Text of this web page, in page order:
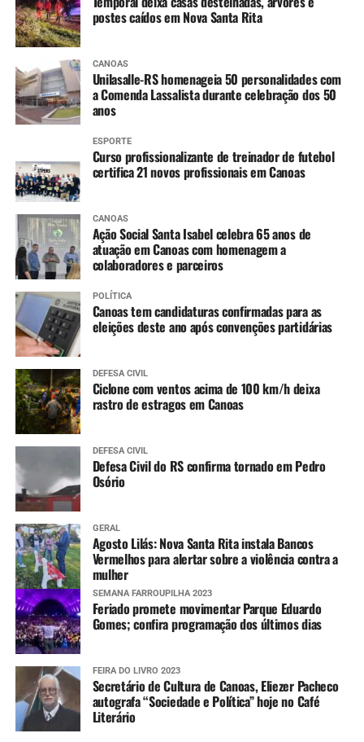
postes caídos em Nova Santa Rita
CANOAS
Unilasalle-RS homenageia 50 personalidades com
a Comenda Lassalista durante celebração dos 50
anos
ESPORTE
Curso profissionalizante de treinador de futebol
certifica 21 novos profissionais em Canoas
CANOAS
Ação Social Santa Isabel celebra 65 anos de
atuação em Canoas com homenagem a
colaboradores e parceiros
POLÍTICA
Canoas tem candidaturas confirmadas para as
eleições deste ano após convenções partidárias
DEFESA CIVIL
Ciclone com ventos acima de 100 km/h deixa
rastro de estragos em Canoas
DEFESA CIVIL
Defesa Civil do RS confirma tornado em Pedro
Osório
GERAL
Agosto Lilás: Nova Santa Rita instala Bancos
Vermelhos para alertar sobre a violência contra a
mulher
SEMANA FARROUPILHA 2023
Feriado promete movimentar Parque Eduardo
Gomes; confira programação dos últimos dias
FEIRA DO LIVRO 2023
Secretário de Cultura de Canoas, Eliezer Pacheco
autografa “Sociedade e Política” hoje no Café
Literário